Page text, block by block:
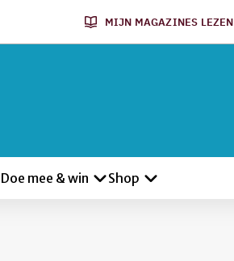
MIJN MAGAZINES LEZEN
Doe mee & win Shop